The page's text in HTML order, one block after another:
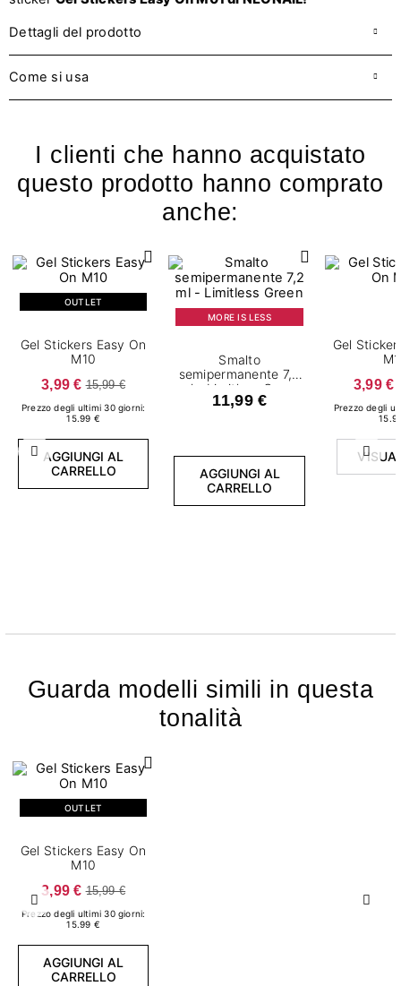
Dettagli del prodotto
Come si usa
I clienti che hanno acquistato
questo prodotto hanno comprato
anche:
Precedente
OUTLET
Gel Stickers Easy On
M10
3,99 € 15,99 €
Prezzo degli ultimi 30 giorni:
15.99 €
AGGIUNGI AL
CARRELLO
MORE IS LESS
Smalto
semipermanente 7,2
ml - Limitless Green
11,99 €
AGGIUNGI AL
CARRELLO
Gel
3,99 €
Prezzo degli
Guarda modelli simili in questa
tonalità
Precedente
OUTLET
Gel Stickers Easy On
M10
3,99 € 15,99 €
Prezzo degli ultimi 30 giorni:
15.99 €
AGGIUNGI AL
CARRELLO